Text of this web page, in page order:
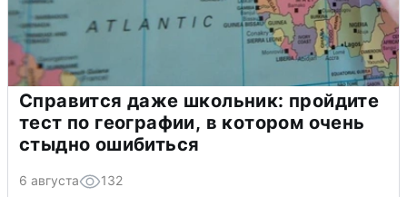
Справится даже школьник: пройдите
тест по географии, в котором очень
стыдно ошибиться
6 августа 132